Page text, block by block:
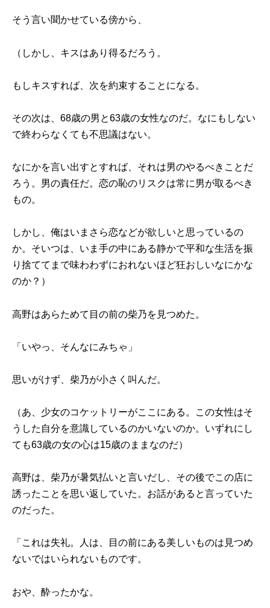
そう言い聞かせている傍から、
（しかし、キスはあり得るだろう。
もしキスすれば、次を約束することになる。
その次は、68歳の男と63歳の女性なのだ。なにもしない
で終わらなくても不思議はない。
なにかを言い出すとすれば、それは男のやるべきことだ
ろう。男の責任だ。恋の恥のリスクは常に男が取るべき
もの。
しかし、俺はいまさら恋などが欲しいと思っているの
か。そいつは、いま手の中にある静かで平和な生活を振
り捨ててまで味わわずにおれないほど狂おしいなにかな
のか？）
高野はあらためて目の前の柴乃を見つめた。
「いやっ、そんなにみちゃ」
思いがけず、柴乃が小さく叫んだ。
（あ、少女のコケットリーがここにある。この女性はそ
うした自分を意識しているのかいないのか。いずれにし
ても63歳の女の心は15歳のままなのだ）
高野は、柴乃が暑気払いと言いだし、その後でこの店に
誘ったことを思い返していた。お話があると言っていた
のだった。
「これは失礼。人は、目の前にある美しいものは見つめ
ないではいられないものです。
おや、酔ったかな。